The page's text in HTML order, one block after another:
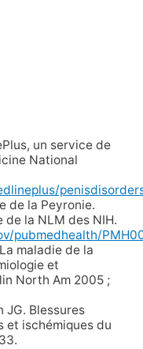
un service de
National
de la Peyronie.
de la NLM des NIH.
pubmedhealth/
maladie de la
et
North Am 2005 ;
JG. Blessures
et ischémiques du